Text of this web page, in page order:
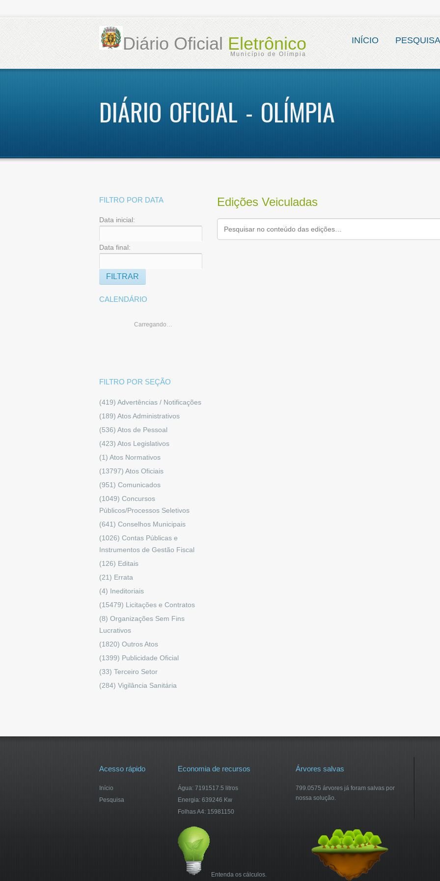
Diário OficialEletrônico
Município de Olímpia
INÍCIO
DIÁRIO OFICIAL - OLÍMPIA
FILTRO POR DATA
Data inicial:
Data final:
CALENDÁRIO
Carregando…
FILTRO POR SEÇÃO
(419) Advertências / Notificações
(189) Atos Administrativos
(536) Atos de Pessoal
(423) Atos Legislativos
(1) Atos Normativos
(13797) Atos Oficiais
(951) Comunicados
(1049) Concursos
Públicos/Processos Seletivos
(641) Conselhos Municipais
(1026) Contas Públicas e
Instrumentos de Gestão Fiscal
(126) Editais
(21) Errata
(4) Ineditoriais
(15479) Licitações e Contratos
(8) Organizações Sem Fins
Lucrativos
(1820) Outros Atos
(1399) Publicidade Oficial
(33) Terceiro Setor
(284) Vigilância Sanitária
Edições Veiculadas
Acesso rápido
Início
Pesquisa
Economia de recursos
Água: 7191517.5 litros
Energia: 639246 Kw
Folhas A4: 15981150
Entenda os cálculos.
Árvores salvas
799.0575 árvores já foram salvas por
nossa solução.